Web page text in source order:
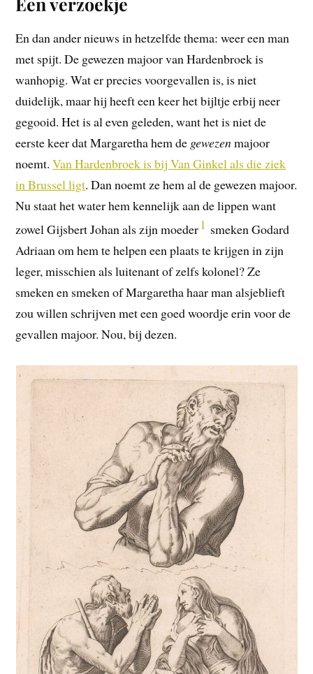
En dan ander nieuws in hetzelfde thema: weer een man
met spijt. De gewezen majoor van Hardenbroek is
wanhopig. Wat er precies voorgevallen is, is niet
duidelijk, maar hij heeft een keer het bijltje erbij neer
gegooid. Het is al even geleden, want het is niet de
eerste keer dat Margaretha hem de gewezenmajoor
noemt.Van Hardenbroek is bij Van Ginkel als die ziek
in Brussel ligt. Dan noemt ze hem al de gewezen majoor.
Nu staat het water hem kennelijk aan de lippen want
zowel Gijsbert Johan als zijn moeder1 smeken Godard
Adriaan om hem te helpen een plaats te krijgen in zijn
leger, misschien als luitenant of zelfs kolonel? Ze
smeken en smeken of Margaretha haar man alsjeblieft
zou willen schrijven met een goed woordje erin voor de
gevallen majoor. Nou, bij dezen.